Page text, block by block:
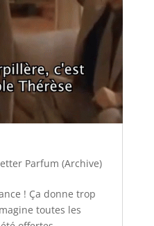
Parfum (Archive)
! Ça donne trop
toutes les